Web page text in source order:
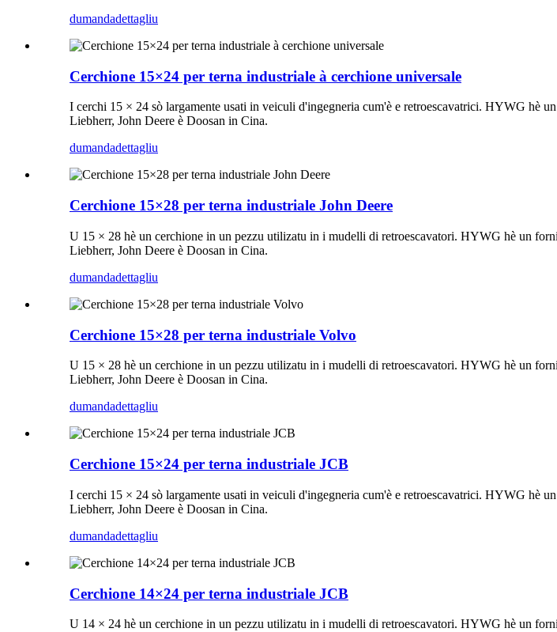
dumandadettagliu
Cerchione 15×24 per terna industriale à cerchione universale
I cerchi 15 × 24 sò largamente usati in veiculi d'ingegneria cum'è e retroescavatrici. HYWG hè
Liebherr, John Deere è Doosan in Cina.
dumandadettagliu
Cerchione 15×28 per terna industriale John Deere
U 15 × 28 hè un cerchione in un pezzu utilizatu in i mudelli di retroescavatori. HYWG hè un
Liebherr, John Deere è Doosan in Cina.
dumandadettagliu
Cerchione 15×28 per terna industriale Volvo
U 15 × 28 hè un cerchione in un pezzu utilizatu in i mudelli di retroescavatori. HYWG hè un
Liebherr, John Deere è Doosan in Cina.
dumandadettagliu
Cerchione 15×24 per terna industriale JCB
I cerchi 15 × 24 sò largamente usati in veiculi d'ingegneria cum'è e retroescavatrici. HYWG hè
Liebherr, John Deere è Doosan in Cina.
dumandadettagliu
Cerchione 14×24 per terna industriale JCB
U 14 × 24 hè un cerchione in un pezzu utilizatu in i mudelli di retroescavatori. HYWG hè un